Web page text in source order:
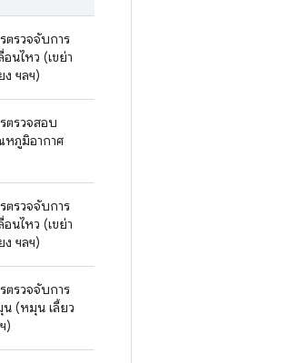
ตรวจจับการ
อนไหว (เขย่า
ง ฯลฯ)
ตรวจสอบ
ภูมิอากาศ
ตรวจจับการ
อนไหว (เขย่า
ง ฯลฯ)
ตรวจจับการ
(หมุน เลี้ยว
)